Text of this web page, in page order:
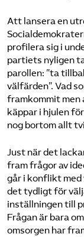
Att lansera en
profilera sig i
partiets nyligen
parollen: ”ta
välfärden”. Vad
framkommit men
käppar i hjulen
nog bortom allt
Just när det
fram frågor av
går i konflikt med
det tydligt för
inställningen till
Frågan är bara
omsorgen har